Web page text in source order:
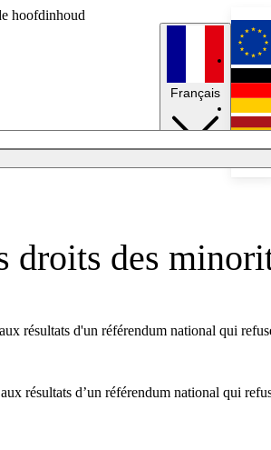
hoofdinhoud
Français
droits des
résultats d'un référendum national qui
résultats d’un référendum national qui